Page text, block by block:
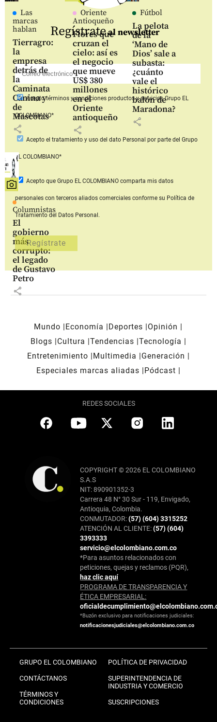
Las
marcas
hablan
Tierragro:
la
empresa
detrás de
la
Caminata
Canina y
de
Mascotas
share
Oriente
Antioqueño
Flores que
cruzan el
cielo: así es
el negocio
que mueve
US$ 380
millones
en el
Oriente
antioqueño
share
Fútbol
La pelota
de la
‘Mano de
Dios’ sale a
subasta:
¿cuánto
vale el
histórico
balón de
Maradona?
share
Columnistas
El
gobierno
más
corrupto:
el legado
de Gustavo
Petro
share
Regístrateal newsletter
Aceptotérminos y condiciones productos y serviciosGrupo EL
COLOMBIANO*
Acepto el tratamiento y uso del dato Personal por parte del Grupo
EL COLOMBIANO*
Acepto que Grupo EL COLOMBIANOcomparta mis datos
personales con terceros aliados comerciales conforme su Política de
Tratamiento del Datos Personal.
Mundo Economía Deportes
Opinión
Blogs
Cultura Tendencias Tecnología
Entretenimiento
Multimedia
Generación
Especiales marcas aliadas
Pódcast
REDES SOCIALES
COPYRIGHT © 2026 EL COLOMBIANO
S.A.S
NIT: 890901352-3
Carrera 48 N° 30 Sur - 119, Envigado,
Antioquia, Colombia.
CONMUTADOR:(57) (604) 3315252
ATENCIÓN AL CLIENTE:(57) (604)
3393333
servicio@elcolombiano.com.co
*Para asuntos relacionados con
peticiones, quejas y reclamos (PQR),
haz clic aquí
PROGRAMA DE TRANSPARENCIA Y
ÉTICA EMPRESARIAL:
*Buzón exclusivo para notificaciones judiciales:
notificacionesjudiciales@elcolombiano.com.co
GRUPO EL COLOMBIANO
CONTÁCTANOS
TÉRMINOS Y
CONDICIONES
POLÍTICA DE PRIVACIDAD
SUPERINTENDENCIA DE
INDUSTRIA Y COMERCIO
SUSCRIPCIONES